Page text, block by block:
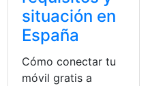
situación en
España
Cómo conectar tu
móvil gratis a